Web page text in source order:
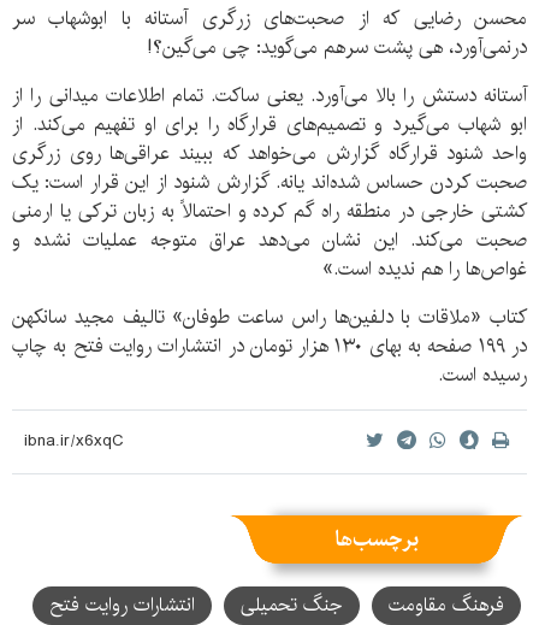
محسن رضایی که از صحبت‌های زرگری آستانه با ابوشهاب سر
درنمی‌آورد، هی پشت سرهم می‌گوید: چی می‌گین؟!
آستانه دستش را بالا می‌آورد. یعنی ساکت. تمام اطلاعات میدانی را از
ابو شهاب می‌گیرد و تصمیم‌های قرارگاه را برای او تفهیم می‌کند. از
واحد شنود قرارگاه گزارش می‌خواهد که ببیند عراقی‌ها روی زرگری
صحبت کردن حساس شده‌اند یانه. گزارش شنود از این قرار است: یک
کشتی خارجی در منطقه راه گم کرده و احتمالاً به زبان ترکی یا ارمنی
صحبت می‌کند. این نشان می‌دهد عراق متوجه عملیات نشده و
غواص‌ها را هم ندیده است.»
کتاب «ملاقات با دلفین‌ها راس ساعت طوفان» تالیف مجید سانکهن
در ۱۹۹ صفحه به بهای ۱۳۰ هزار تومان در انتشارات روایت فتح به چاپ
رسیده است.
برچسب‌ها
فرهنگ مقاومت جنگ تحمیلی انتشارات روایت فتح